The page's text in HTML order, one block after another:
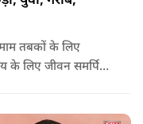
तबकों के लिए
के लिए जीवन समर्पित